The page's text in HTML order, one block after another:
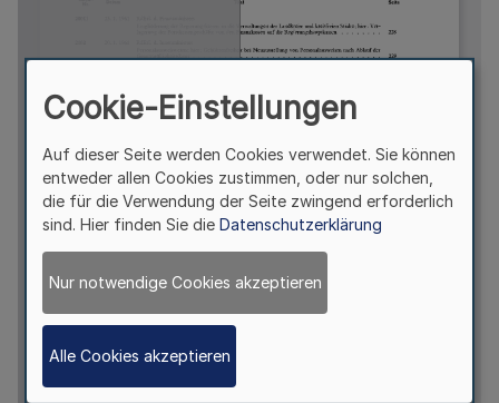
Cookie-Einstellungen
Auf dieser Seite werden Cookies verwendet. Sie können
entweder allen Cookies zustimmen, oder nur solchen,
die für die Verwendung der Seite zwingend erforderlich
sind. Hier finden Sie die Datenschutzerklärung
Nur notwendige Cookies akzeptieren
Alle Cookies akzeptieren